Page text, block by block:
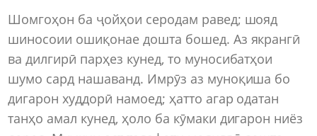
Шомгоҳон ба ҷойҳои серодам равед; шояд
шиносоии ошиқонае дошта бошед. Аз якрангӣ
ва дилгирӣ парҳез кунед, то муносибатҳои
шумо сард нашаванд. Имрӯз аз муноқиша бо
дигарон худдорӣ намоед; ҳатто агар одатан
танҳо амал кунед, ҳоло ба кӯмаки дигарон ниёз